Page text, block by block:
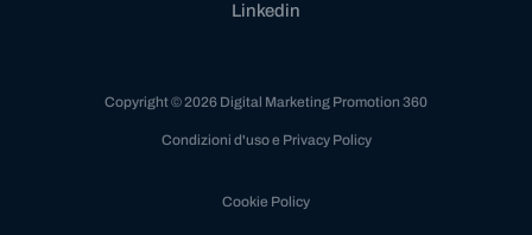
Linkedin
Copyright © 2026 Digital Marketing Promotion 360
Condizioni d'uso e Privacy Policy
Cookie Policy